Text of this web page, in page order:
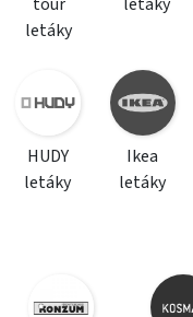
letáky
HUDY
letáky
Ikea
letáky